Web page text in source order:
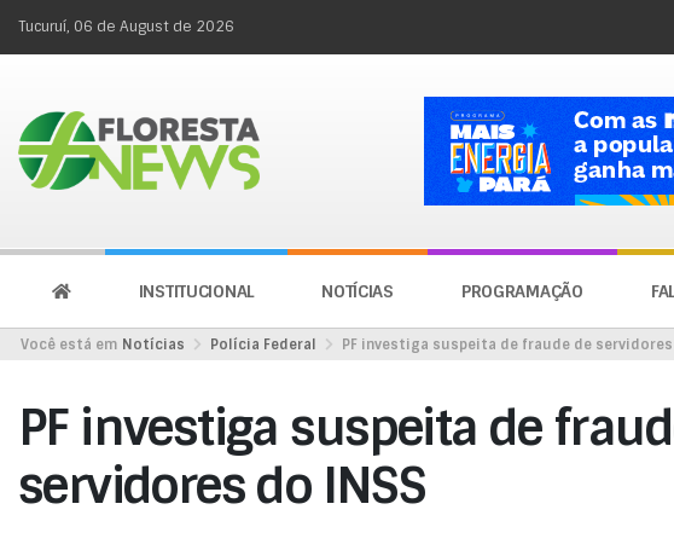
Tucuruí, 06 de August de 2026
INSTITUCIONAL NOTÍCIAS PROGRAMAÇÃO
Você está em Notícias Polícia Federal PF investiga suspeita de fraude de servidores
PF investiga suspeita de
servidores do INSS